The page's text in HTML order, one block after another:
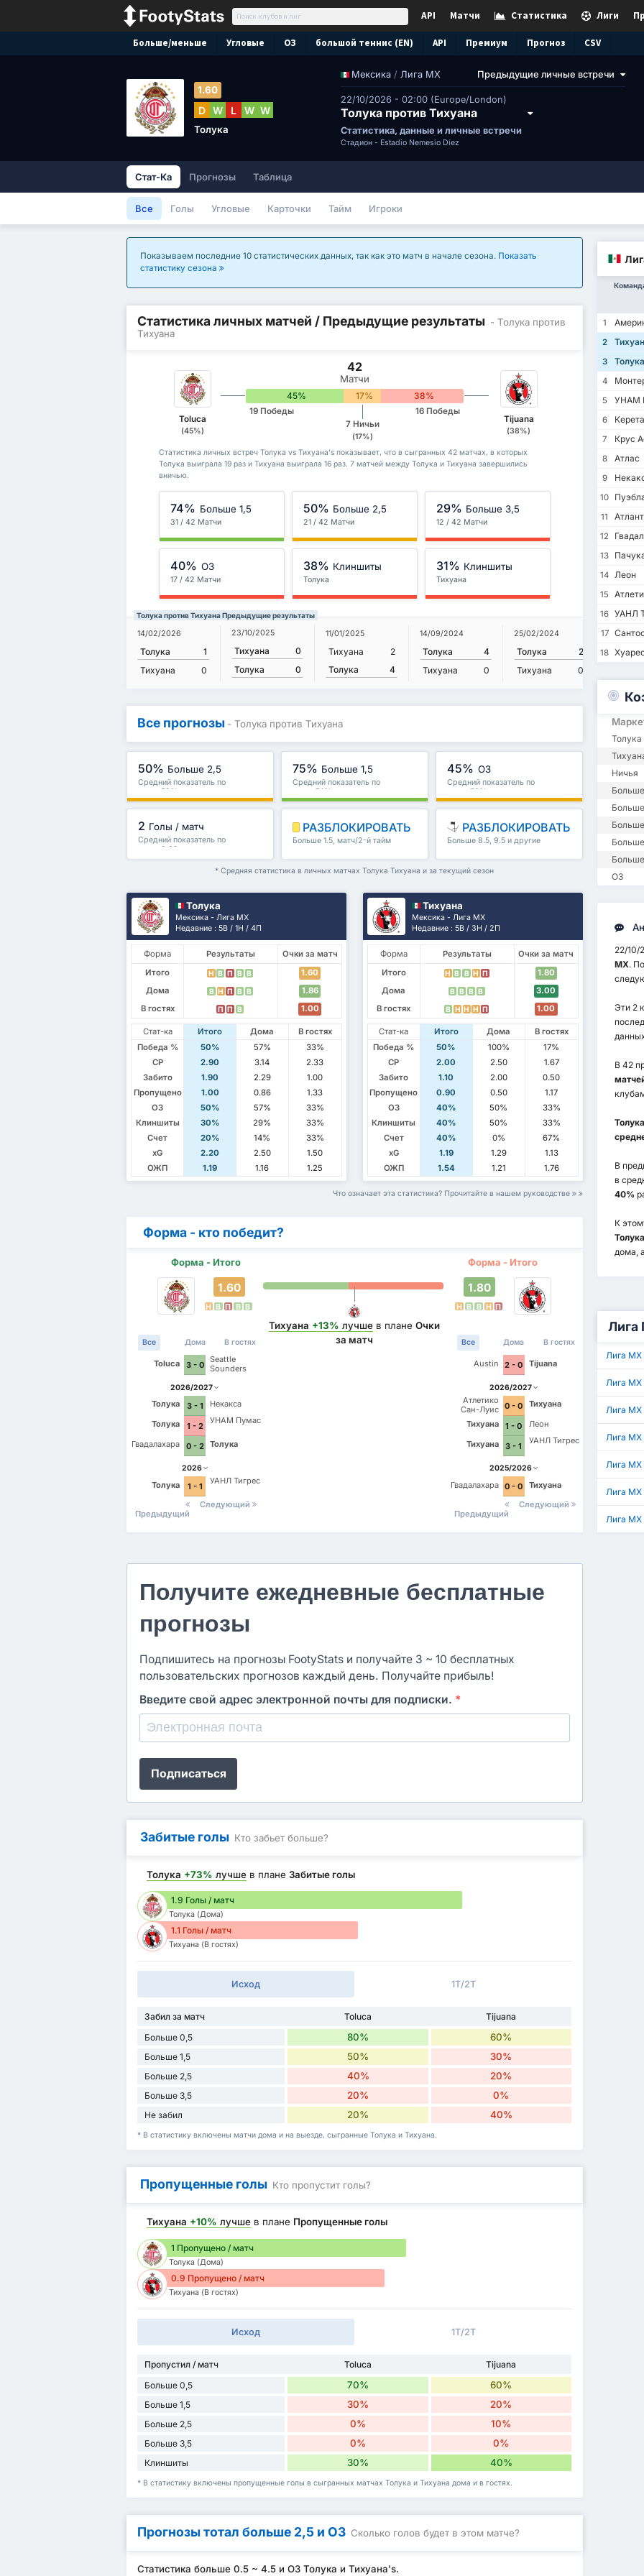
Лиги
Статистика
Матчи
API
Больше/меньше Угловые ОЗ большой теннис (EN) API Премиум Прогноз CSV
Мексика / Лига МХ Предыдущие личные встречи
22/10/2026 - 02:00 (Europe/London)
Толука против Тихуана
Статистика, данные и личные встречи
Стадион - Estadio Nemesio Díez
1.60
D W L W W
Толука
Стат-Ка Прогнозы Таблица
Все Голы Угловые Карточки Тайм Игроки
Показываем последние 10 статистических данных, так как это матч в начале сезона. Показать
статистику сезона
Статистика личных матчей / Предыдущие результаты - Толука против
Тихуана
Toluca
(45%)
42
Матчи
45% 17% 38%
19 Победы
7 Ничьи
(17%)
16 Победы
Tijuana
(38%)
Статистика личных встреч Толука vs Тихуана's показывает, что в сыгранных 42 матчах, в которых
Толука выиграла 19 раз и Тихуана выиграла 16 раз. 7 матчей между Толука и Тихуана завершились
вничью.
74% Больше 1,5
31 / 42 Матчи
50% Больше 2,5
21 / 42 Матчи
29% Больше 3,5
12 / 42 Матчи
40% ОЗ
17 / 42 Матчи
38% Клиншиты
Толука
31% Клиншиты
Тихуана
Толука против Тихуана Предыдущие результаты
14/02/2026
Толука
1
Тихуана
0
23/10/2025
Тихуана
0
Толука
0
11/01/2025
Тихуана
2
Толука
4
14/09/2024
Толука
4
Тихуана
0
25/02/2024
Толука
2
Тихуана
0
16/09/
Тихуана
Все прогнозы - Толука против Тихуана
50% Больше 2,5
Средний показатель по
лиге : 59%
75% Больше 1,5
Средний показатель по
лиге : 74%
45% ОЗ
Средний показатель по
лиге : 59%
2 Голы / матч
Средний показатель по
лиге : 2.89
РАЗБЛОКИРОВАТЬ
Больше 1.5, матч/2-й тайм
РАЗБЛОКИРОВАТЬ
Больше 8.5, 9.5 и другие
* Средняя статистика в личных матчах Толука Тихуана и за текущий сезон
Толука
Мексика - Лига МХ
Недавние : 5В / 1Н / 4П
Форма Результаты
Очки за матч
Итого
Н В П В В
1.60
Дома
В Н П В В
1.86
В гостях
П П В 1.00
Стат-ка Итого Дома
В гостях
Победа %
50% 57%
33%
СР
2.90 3.14
2.33
Забито
1.90 2.29
1.00
Пропущено
1.00 0.86
1.33
ОЗ
50% 57%
33%
Клиншиты
30% 29%
33%
Счет
20% 14%
33%
xG
2.20 2.50
1.50
ОЖП
1.19 1.16 1.25
Тихуана
Мексика - Лига МХ
Недавние : 5В / 3Н / 2П
Форма Результаты
Очки за матч
Итого
Н В В Н П
1.80
Дома
В В В В
3.00
В гостях
В Н Н Н П 1.00
Стат-ка Итого Дома
В гостях
Победа %
50% 100%
17%
СР
2.00 2.50
1.67
Забито
1.10 2.00
0.50
Пропущено
0.90 0.50
1.17
ОЗ
40% 50%
33%
Клиншиты
40% 50%
33%
Счет
40% 0%
67%
xG
1.19 1.29
1.13
ОЖП
1.54 1.21 1.76
Что означает эта статистика? Прочитайте в нашем руководстве
Форма - кто победит?
Форма - Итого Форма - Итого
1.60
Н В П В В
Все Дома В гостях
Toluca 3 - 0
Seattle
Sounders
2026/2027
Толука 3 - 1
Некакса
Толука
1 - 2
УНАМ Пумас
Гвадалахара 0 - 2 Толука
2026
Толука 1 - 1
УАНЛ Тигрес
Предыдущий
Следующий
Тихуана +13% лучшев плане Очки
за матч
1.80
Н В В Н П
Все Дома В гостях
Austin 2 - 0 Tijuana
2026/2027
Атлетико
Сан-Луис 0 - 0
Тихуана
Тихуана
1 - 0
Леон
Тихуана
3 - 1
УАНЛ Тигрес
2025/2026
Гвадалахара 0 - 0 Тихуана
Предыдущий
Следующий
Получите ежедневные бесплатные
прогнозы
Подпишитесь на прогнозы FootyStats и получайте 3 ~ 10 бесплатных
пользовательских прогнозов каждый день. Получайте прибыль!
Введите свой адрес электронной почты для подписки. *
Подписаться
Забитые голы Кто забьет больше?
Толука +73% лучше в планеЗабитые голы
1.9 Голы / матч
Толука (Дома)
1.1 Голы / матч
Тихуана (В гостях)
Исход 1Т/2Т
Забил за матч Toluca
Tijuana
Больше 0,5
80% 60%
Больше 1,5 50% 30%
Больше 2,5 40% 20%
Больше 3,5 20% 0%
Не забил 20% 40%
* В статистику включены матчи дома и на выезде, сыгранные Толука и Тихуана.
Пропущенные голы Кто пропустит голы?
Тихуана +10% лучше в плане Пропущенные голы
1 Пропущено / матч
Толука (Дома)
0.9 Пропущено / матч
Тихуана (В гостях)
Исход 1Т/2Т
Пропустил / матч Toluca
Tijuana
Больше 0,5
70% 60%
Больше 1,5 30% 20%
Больше 2,5 0% 10%
Больше 3,5 0% 0%
Клиншиты 30% 40%
* В статистику включены пропущенные голы в сыгранных матчах Толука и Тихуана дома и в гостях.
Прогнозы тотал больше 2,5 и ОЗ Сколько голов будет в этом матче?
Статистика больше 0.5 ~ 4.5 и ОЗ Толука и Тихуана's.
1
2
3
Толука
4
5
УНАМ
6
7
Крус
8
Атлас
9
10
11
12
13
14 Леон
15
16 УАНЛ
17
18 Хуарес
Ничья
ОЗ
22/10/
МХ.
Эти 2
В 42
Толука
В
в
40%
К
Толука
дома, а
Лига
Лига МХ
Лига МХ
Лига МХ
Лига МХ
Лига МХ
Лига МХ
Лига МХ